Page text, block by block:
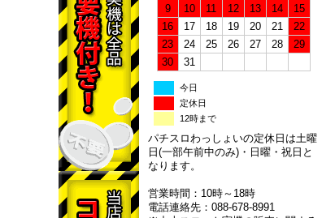
9
10 11 12 13 14
15
16
17 18 19 20 21
22
23
24 25 26 27 28
29
30
31
今日
定休日
12時まで
パチスロわっしょいの定休日は土曜
日(一部午前中のみ)・日曜・祝日と
なります。
営業時間：10時～18時
電話連絡先：088-678-8991